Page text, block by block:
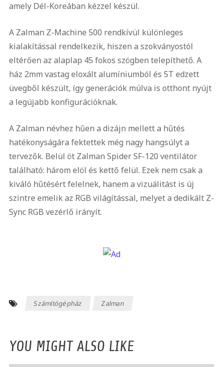
amely Dél-Koreában kézzel készül.
A Zalman Z-Machine 500 rendkívül különleges
kialakítással rendelkezik, hiszen a szokványostól
eltérően az alaplap 45 fokos szögben telepíthető. A
ház 2mm vastag eloxált alumíniumból és 5T edzett
üvegből készült, így generációk múlva is otthont nyújt
a legújabb konfigurációknak.
A Zalman névhez hűen a dizájn mellett a hűtés
hatékonyságára fektettek még nagy hangsúlyt a
tervezők. Belül öt Zalman Spider SF-120 ventilátor
található: három elöl és kettő felül. Ezek nem csak a
kiváló hűtésért felelnek, hanem a vizuálitást is új
szintre emelik az RGB világítással, melyet a dedikált Z-
Sync RGB vezérlő irányít.
Számítógépház Zalman
YOU MIGHT ALSO LIKE